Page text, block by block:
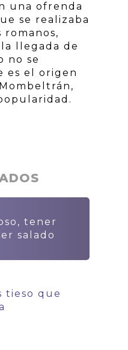
una ofrenda
se realizaba
romanos,
llegada de
no se
es el origen
tener
salado
tieso que